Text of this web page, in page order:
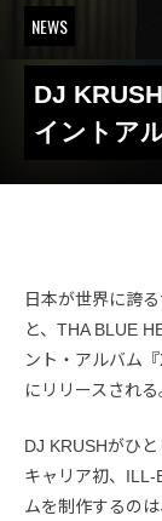
NEWS
DJ
イントア
日本が世界に誇
と、THA BLUE
ント・アルバム
にリリースされる
DJ KRUSHがひ
キャリア初、ILL-
ムを制作するの